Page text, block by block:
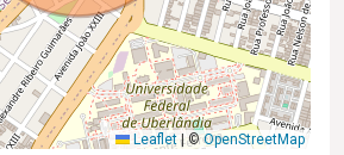
Leaflet |©OpenStreetMap